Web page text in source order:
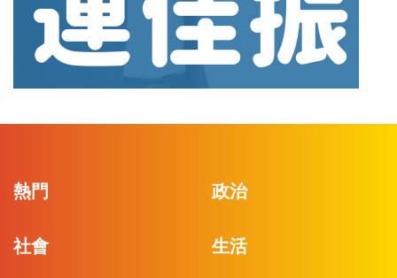
熱門 政治
社會 生活